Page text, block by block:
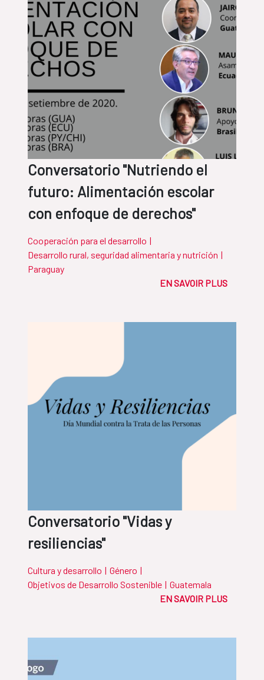
Conversatorio "Nutriendo el
futuro: Alimentación escolar
con enfoque de derechos"
Cooperación para el desarrollo |
Desarrollo rural, seguridad alimentaria y nutrición |
Paraguay
EN SAVOIR PLUS
Conversatorio "Vidas y
resiliencias"
Cultura y desarrollo | Género |
Objetivos de Desarrollo Sostenible | Guatemala
EN SAVOIR PLUS